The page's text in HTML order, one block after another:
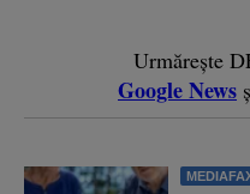
Urmărește
Google News